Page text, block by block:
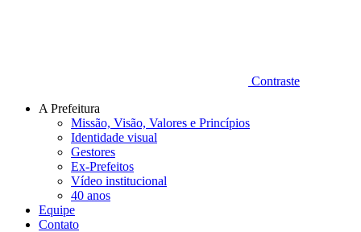
Contraste
A Prefeitura
Missão, Visão, Valores e Princípios
Identidade visual
Gestores
Ex-Prefeitos
Vídeo institucional
40 anos
Equipe
Contato